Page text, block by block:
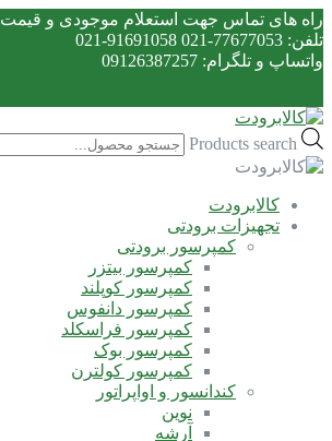
راه های تماس جهت استعلام موجودی و قیمت
تلفن: 77677053-021 91691058-021
واتساپ و تلگرام: 09126387257
Products search
کالابرودت
تجهیزات برودتی
کمپرسور برودتی
کمپرسور بیتزر
کمپرسور کوپلند
کمپرسور دانفوس
کمپرسور فراسکلد
کمپرسور بوک
کمپرسور کولترن
کندانسور و اواپراتور
نوین
آرشه